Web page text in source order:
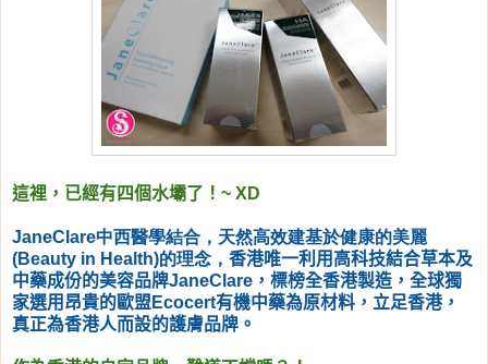
這裡，已經有四個水壩了！~ XD
JaneClare中西醫學結合，天然高效建基於健康的美麗
(Beauty in Health)的理念， 香港唯一利用高科技結合草本及
中藥成份的美容品牌JaneClare，標榜全香港製造，全球獨
家選用昂貴的歐盟Ecocert有機中藥為原材料，立足香港，
真正為香港人而設的護膚品牌。